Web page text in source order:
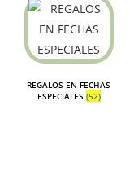
REGALOS EN FECHAS
ESPECIALES (52)